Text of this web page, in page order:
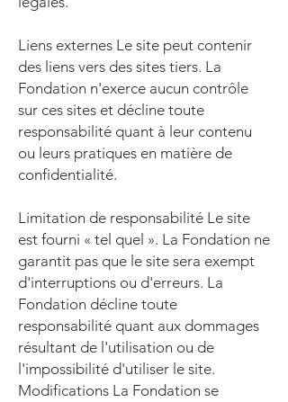
Liens externes Le site peut contenir
des liens vers des sites tiers. La
Fondation n'exerce aucun contrôle
sur ces sites et décline toute
responsabilité quant à leur contenu
ou leurs pratiques en matière de
confidentialité.
Limitation de responsabilité Le site
est fourni « tel quel ». La Fondation ne
garantit pas que le site sera exempt
d'interruptions ou d'erreurs. La
Fondation décline toute
responsabilité quant aux dommages
résultant de l'utilisation ou de
l'impossibilité d'utiliser le site.
Modifications La Fondation se